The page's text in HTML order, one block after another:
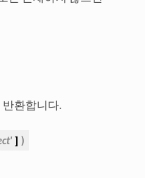
반환합니다.
] )